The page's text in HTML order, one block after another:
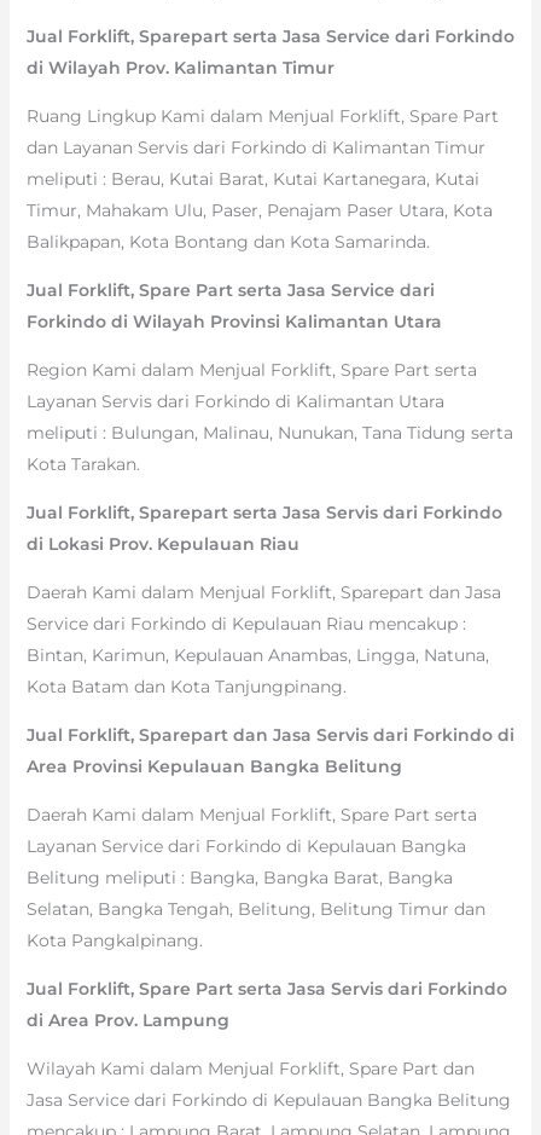
Jual Forklift, Sparepart serta Jasa Service dari Forkindo
di Wilayah Prov. Kalimantan Timur
Ruang Lingkup Kami dalam Menjual Forklift, Spare Part
dan Layanan Servis dari Forkindo di Kalimantan Timur
meliputi : Berau, Kutai Barat, Kutai Kartanegara, Kutai
Timur, Mahakam Ulu, Paser, Penajam Paser Utara, Kota
Balikpapan, Kota Bontang dan Kota Samarinda.
Jual Forklift, Spare Part serta Jasa Service dari
Forkindo di Wilayah Provinsi Kalimantan Utara
Region Kami dalam Menjual Forklift, Spare Part serta
Layanan Servis dari Forkindo di Kalimantan Utara
meliputi : Bulungan, Malinau, Nunukan, Tana Tidung serta
Kota Tarakan.
Jual Forklift, Sparepart serta Jasa Servis dari Forkindo
di Lokasi Prov. Kepulauan Riau
Daerah Kami dalam Menjual Forklift, Sparepart dan Jasa
Service dari Forkindo di Kepulauan Riau mencakup :
Bintan, Karimun, Kepulauan Anambas, Lingga, Natuna,
Kota Batam dan Kota Tanjungpinang.
Jual Forklift, Sparepart dan Jasa Servis dari Forkindo di
Area Provinsi Kepulauan Bangka Belitung
Daerah Kami dalam Menjual Forklift, Spare Part serta
Layanan Service dari Forkindo di Kepulauan Bangka
Belitung meliputi : Bangka, Bangka Barat, Bangka
Selatan, Bangka Tengah, Belitung, Belitung Timur dan
Kota Pangkalpinang.
Jual Forklift, Spare Part serta Jasa Servis dari Forkindo
di Area Prov. Lampung
Wilayah Kami dalam Menjual Forklift, Spare Part dan
Jasa Service dari Forkindo di Kepulauan Bangka Belitung